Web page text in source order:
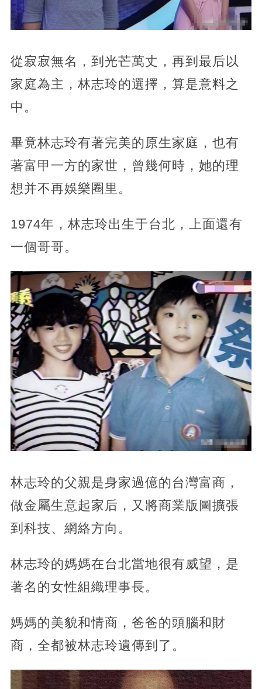
從寂寂無名，到光芒萬丈，再到最后以
家庭為主，林志玲的選擇，算是意料之
中。
畢竟林志玲有著完美的原生家庭，也有
著富甲一方的家世，曾幾何時，她的理
想并不再娛樂圈里。
1974年，林志玲出生于台北，上面還有
一個哥哥。
林志玲的父親是身家過億的台灣富商，
做金屬生意起家后，又將商業版圖擴張
到科技、網絡方向。
林志玲的媽媽在台北當地很有威望，是
著名的女性組織理事長。
媽媽的美貌和情商，爸爸的頭腦和財
商，全都被林志玲遺傳到了。